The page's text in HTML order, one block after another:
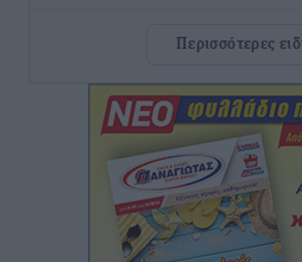
ανακοίνωσε ο Άδωνις
Iατρικός Σύλλογος Ροδου
Στρατηγικές Προτάσεις για
Δημόσιας Υγείας στη
Νοσοκομεία της Γ΄ Ζώνης
Τοπικές Ειδήσεις πριν 7 ώρες
Περισσότερες